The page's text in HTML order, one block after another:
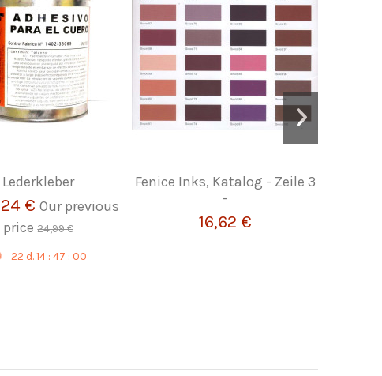
Lederkleber
€ Our previous
price24,99 €
22 d.14 :46 :58
Fenice Inks, Katalog - Zeile 3
-
16,62 €